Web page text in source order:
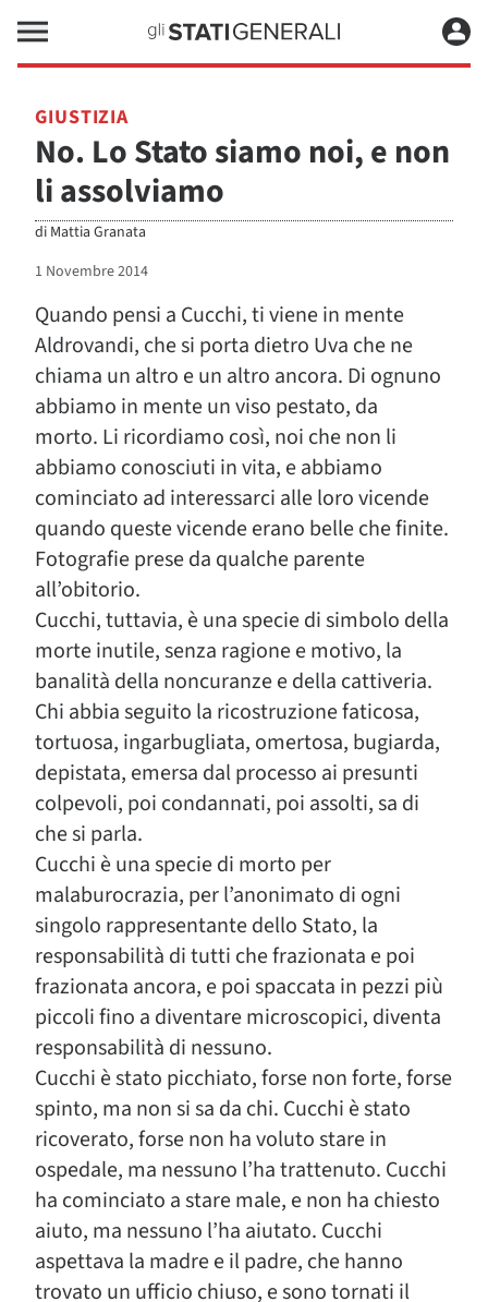
GIUSTIZIA
No. Lo Stato siamo noi, e non
li assolviamo
di Mattia Granata
1 Novembre 2014
Quando pensi a Cucchi, ti viene in mente
Aldrovandi, che si porta dietro Uva che ne
chiama un altro e un altro ancora. Di ognuno
abbiamo in mente un viso pestato, da
morto. Li ricordiamo così, noi che non li
abbiamo conosciuti in vita, e abbiamo
cominciato ad interessarci alle loro vicende
quando queste vicende erano belle che finite.
Fotografie prese da qualche parente
all’obitorio.
Cucchi, tuttavia, è una specie di simbolo della
morte inutile, senza ragione e motivo, la
banalità della noncuranze e della cattiveria.
Chi abbia seguito la ricostruzione faticosa,
tortuosa, ingarbugliata, omertosa, bugiarda,
depistata, emersa dal processo ai presunti
colpevoli, poi condannati, poi assolti, sa di
che si parla.
Cucchi è una specie di morto per
malaburocrazia, per l’anonimato di ogni
singolo rappresentante dello Stato, la
responsabilità di tutti che frazionata e poi
frazionata ancora, e poi spaccata in pezzi più
piccoli fino a diventare microscopici, diventa
responsabilità di nessuno.
Cucchi è stato picchiato, forse non forte, forse
spinto, ma non si sa da chi. Cucchi è stato
ricoverato, forse non ha voluto stare in
ospedale, ma nessuno l’ha trattenuto. Cucchi
ha cominciato a stare male, e non ha chiesto
aiuto, ma nessuno l’ha aiutato. Cucchi
aspettava la madre e il padre, che hanno
trovato un ufficio chiuso, e sono tornati il